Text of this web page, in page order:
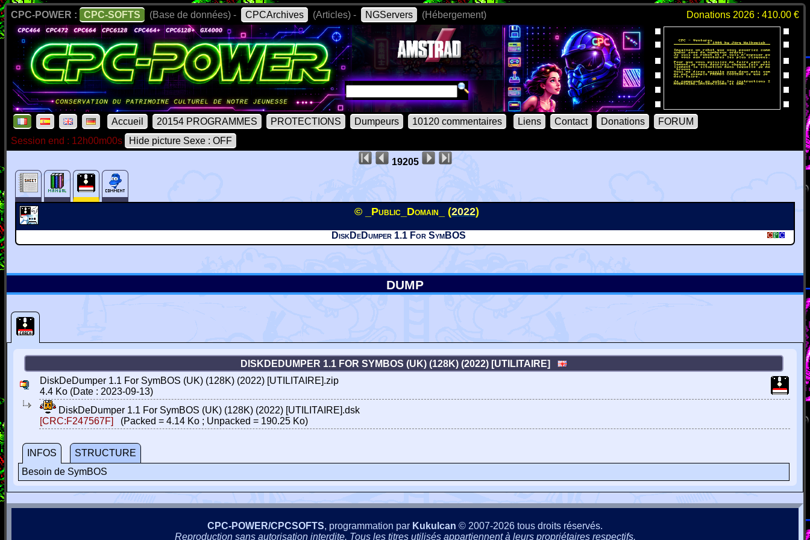
CPC-POWER : CPC-SOFTS (Base de données) - CPCArchives (Articles) - NGServers (Hébergement) Donations 2026 : 410.00 €
Accueil 20154 PROGRAMMES PROTECTIONS Dumpeurs 10120 commentaires Liens Contact Donations
FORUM
Session end : 12h00m00s
Hide picture Sexe : OFF
19205
© _Public_Domain_ (2022)
DiskDeDumper 1.1 For SymBOS
DUMP
DISKDEDUMPER 1.1 FOR SYMBOS (UK) (128K) (2022) [UTILITAIRE]
DiskDeDumper 1.1 For SymBOS (UK) (128K) (2022) [UTILITAIRE].zip
4.4 Ko (Date : 2023-09-13)
DiskDeDumper 1.1 For SymBOS (UK) (128K) (2022) [UTILITAIRE].dsk
[CRC:F247567F]
(Packed = 4.14 Ko ; Unpacked = 190.25 Ko)
INFOS
STRUCTURE
Besoin de SymBOS
CPC-POWER/CPCSOFTS, programmation par Kukulcan © 2007-2026 tous droits réservés.
Reproduction sans autorisation interdite. Tous les titres utilisés appartiennent à leurs propriétaires respectifs.